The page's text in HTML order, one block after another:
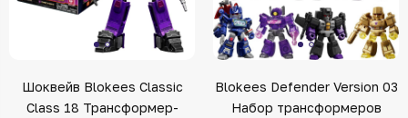
Шоквейв Blokees Classic
Class 18 Трансформер-
Blokees Defender Version 03
Набор трансформеров